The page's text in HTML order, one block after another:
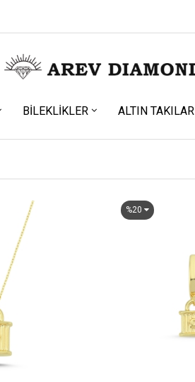
BILEKLIKLER ALTIN TAKILAR
%20